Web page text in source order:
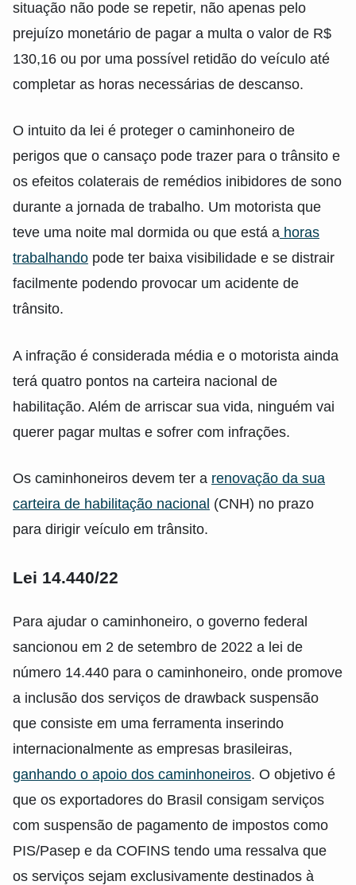
situação não pode se repetir, não apenas pelo
prejuízo monetário de pagar a multa o valor de R$
130,16 ou por uma possível retidão do veículo até
completar as horas necessárias de descanso.
O intuito da lei é proteger o caminhoneiro de
perigos que o cansaço pode trazer para o trânsito e
os efeitos colaterais de remédios inibidores de sono
durante a jornada de trabalho. Um motorista que
teve uma noite mal dormida ou que está a horas
trabalhando pode ter baixa visibilidade e se distrair
facilmente podendo provocar um acidente de
trânsito.
A infração é considerada média e o motorista ainda
terá quatro pontos na carteira nacional de
habilitação. Além de arriscar sua vida, ninguém vai
querer pagar multas e sofrer com infrações.
Os caminhoneiros devem ter a renovação da sua
carteira de habilitação nacional (CNH) no prazo
para dirigir veículo em trânsito.
Lei 14.440/22
Para ajudar o caminhoneiro, o governo federal
sancionou em 2 de setembro de 2022 a lei de
número 14.440 para o caminhoneiro, onde promove
a inclusão dos serviços de drawback suspensão
que consiste em uma ferramenta inserindo
internacionalmente as empresas brasileiras,
ganhando o apoio dos caminhoneiros. O objetivo é
que os exportadores do Brasil consigam serviços
com suspensão de pagamento de impostos como
PIS/Pasep e da COFINS tendo uma ressalva que
os serviços sejam exclusivamente destinados à